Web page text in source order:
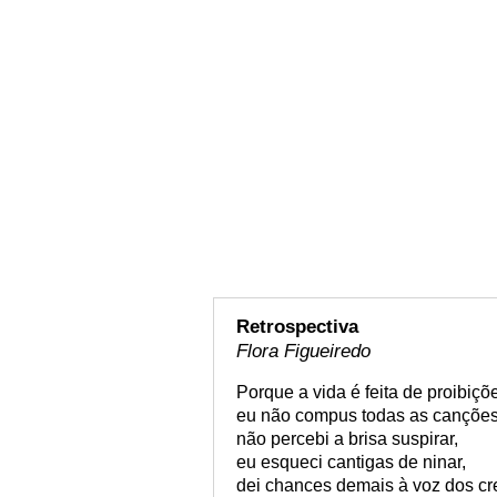
Retrospectiva
Flora Figueiredo
Porque a vida é feita de
eu não compus todas as
não percebi a brisa suspirar,
eu esqueci cantigas de ninar,
dei chances demais à voz dos